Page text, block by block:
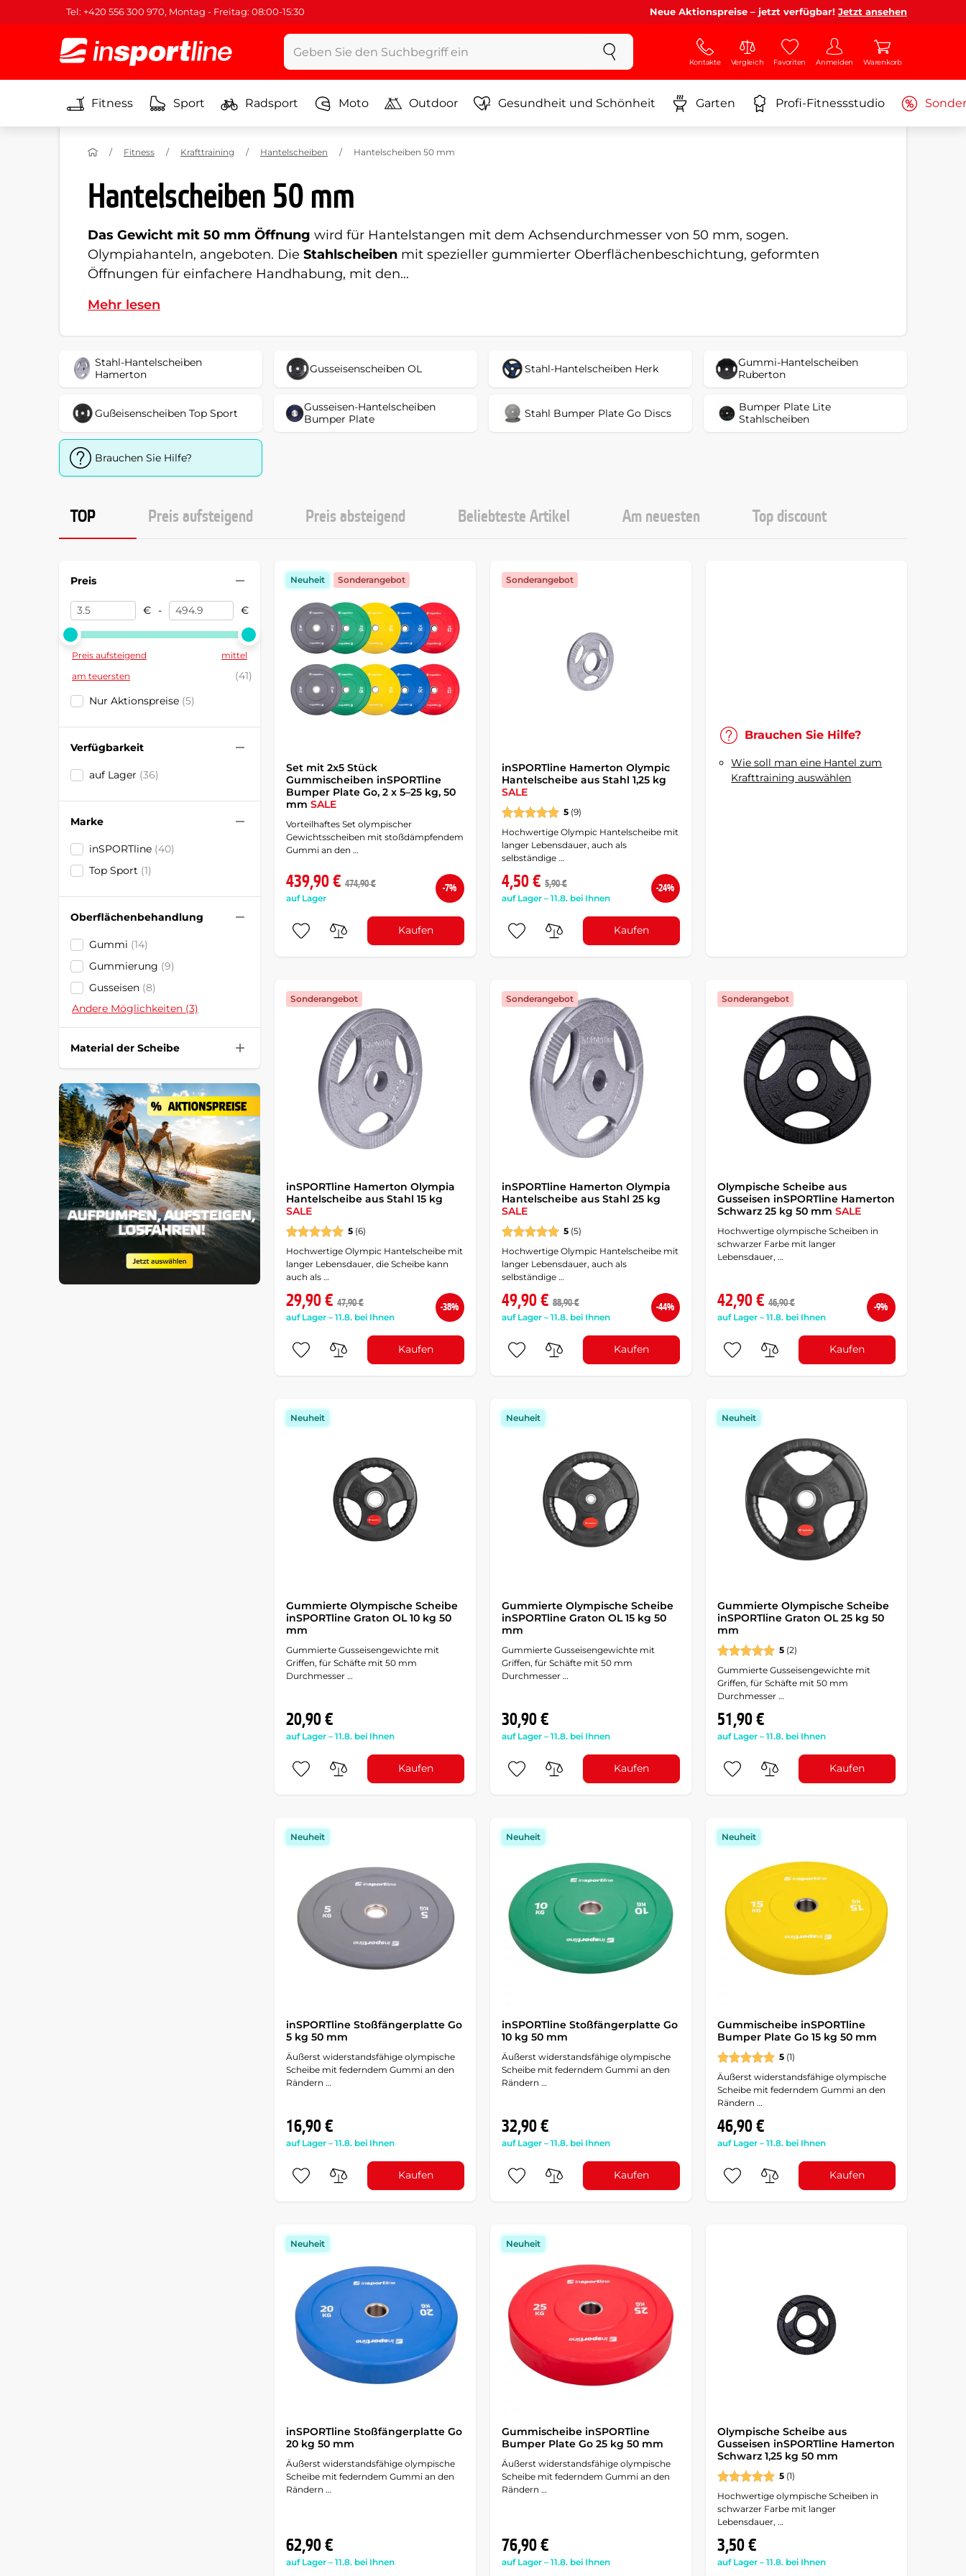
Tel: +420 556 300 970, Montag - Freitag: 08:00-15:30 Neue Aktionspreise – jetzt verfügbar! Jetzt ansehen
Kontakte Vergleich Favoriten Anmelden Warenkorb
Fitness Sport Radsport Moto Outdoor Gesundheit und Schönheit Garten Profi-Fitnessstudio
Hantelscheiben 50 mm
Das Gewicht mit 50 mm Öffnung wird für Hantelstangen mit dem Achsendurchmesser von 50 mm, sogen.
Olympiahanteln, angeboten. Die Stahlscheiben mit spezieller gummierter Oberflächenbeschichtung, geformten
Öffnungen für einfachere Handhabung, mit den...
Mehr lesen
Fitness Krafttraining Hantelscheiben Hantelscheiben 50 mm
Stahl-Hantelscheiben
Hamerton
Gusseisenscheiben OL Stahl-Hantelscheiben Herk
Gummi-Hantelscheiben
Ruberton
Gußeisenscheiben Top Sport
Gusseisen-Hantelscheiben
Bumper Plate
Stahl Bumper Plate Go Discs
Bumper Plate Lite
Stahlscheiben
Brauchen Sie Hilfe?
TOP Preis aufsteigend Preis absteigend Beliebteste Artikel Am neuesten Top discount
Preis
€ - €
Preis aufsteigend
mittel
am teuersten
(41)
Nur Aktionspreise (5)
Verfügbarkeit
auf Lager (36)
Marke
inSPORTline (40)
Top Sport (1)
Oberflächenbehandlung
Gummi (14)
Gummierung (9)
Gusseisen (8)
Andere Möglichkeiten (3)
Material der Scheibe
Neuheit Sonderangebot
Set mit 2x5 Stück
Gummischeiben inSPORTline
Bumper Plate Go, 2 x 5–25 kg, 50
mm SALE
Vorteilhaftes Set olympischer
Gewichtsscheiben mit stoßdämpfendem
Gummi an den …
439,90 € 474,90 €
auf Lager
-7%
Kaufen
Sonderangebot
inSPORTline Hamerton Olympic
Hantelscheibe aus Stahl 1,25 kg
SALE
5(9)
Hochwertige Olympic Hantelscheibe mit
langer Lebensdauer, auch als
selbständige …
4,50 € 5,90 €
auf Lager – 11.8. bei Ihnen
-24%
Kaufen
Brauchen Sie Hilfe?
Wie soll man eine Hantel zum
Krafttraining auswählen
Sonderangebot
inSPORTline Hamerton Olympia
Hantelscheibe aus Stahl 15 kg
SALE
5 (6)
Hochwertige Olympic Hantelscheibe mit
langer Lebensdauer, die Scheibe kann
auch als …
29,90 € 47,90 €
auf Lager – 11.8. bei Ihnen
-38%
Kaufen
Sonderangebot
inSPORTline Hamerton Olympia
Hantelscheibe aus Stahl 25 kg
SALE
5(5)
Hochwertige Olympic Hantelscheibe mit
langer Lebensdauer, auch als
selbständige …
49,90 € 88,90 €
auf Lager – 11.8. bei Ihnen
-44%
Kaufen
Sonderangebot
Olympische Scheibe aus
Gusseisen inSPORTline Hamerton
Schwarz 25 kg 50 mm SALE
Hochwertige olympische Scheiben in
schwarzer Farbe mit langer
Lebensdauer, …
42,90 € 46,90 €
auf Lager – 11.8. bei Ihnen
-9%
Kaufen
Neuheit
Gummierte Olympische Scheibe
inSPORTline Graton OL 10 kg 50
mm
Gummierte Gusseisengewichte mit
Griffen, für Schäfte mit 50 mm
Durchmesser …
20,90 €
auf Lager – 11.8. bei Ihnen
Kaufen
Neuheit
Gummierte Olympische Scheibe
inSPORTline Graton OL 15 kg 50
mm
Gummierte Gusseisengewichte mit
Griffen, für Schäfte mit 50 mm
Durchmesser …
30,90 €
auf Lager – 11.8. bei Ihnen
Kaufen
Neuheit
Gummierte Olympische Scheibe
inSPORTline Graton OL 25 kg 50
mm
5(2)
Gummierte Gusseisengewichte mit
Griffen, für Schäfte mit 50 mm
Durchmesser …
51,90 €
auf Lager – 11.8. bei Ihnen
Kaufen
Neuheit
inSPORTline Stoßfängerplatte Go
5 kg 50 mm
Äußerst widerstandsfähige olympische
Scheibe mit federndem Gummi an den
Rändern …
16,90 €
auf Lager – 11.8. bei Ihnen
Kaufen
Neuheit
inSPORTline Stoßfängerplatte Go
10 kg 50 mm
Äußerst widerstandsfähige olympische
Scheibe mit federndem Gummi an den
Rändern …
32,90 €
auf Lager – 11.8. bei Ihnen
Kaufen
Neuheit
Gummischeibe inSPORTline
Bumper Plate Go 15 kg 50 mm
5(1)
Äußerst widerstandsfähige olympische
Scheibe mit federndem Gummi an den
Rändern …
46,90 €
auf Lager – 11.8. bei Ihnen
Kaufen
Neuheit
inSPORTline Stoßfängerplatte Go
20 kg 50 mm
Äußerst widerstandsfähige olympische
Scheibe mit federndem Gummi an den
Rändern …
62,90 €
auf Lager – 11.8. bei Ihnen
Neuheit
Gummischeibe inSPORTline
Bumper Plate Go 25 kg 50 mm
Äußerst widerstandsfähige olympische
Scheibe mit federndem Gummi an den
Rändern …
76,90 €
auf Lager – 11.8. bei Ihnen
Olympische Scheibe aus
Gusseisen inSPORTline Hamerton
Schwarz 1,25 kg 50 mm
5(1)
Hochwertige olympische Scheiben in
schwarzer Farbe mit langer
Lebensdauer, …
3,50 €
auf Lager – 11.8. bei Ihnen